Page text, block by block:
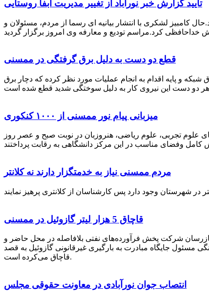
تایید گزارش خبر نورآباد از تغییر مدیریت آبفا روستایی
ممسنی بود.حال کامبیز لشکری با انتشار بیانیه ای رسما از مردم، مسئولان و
قطع دو دست به دلیل برق گرفتگی در ممسنی
و پایه اقدام به انجام عملیات مورد نظر کرده که دچار برق
میزبانی پیام نور ممسنی از ۱۰۰۰ کنکوری
کنکور سراسری اظهار داشت: 1000 نفر از داوطلبان در رشته های علوم تجربی، علوم ریاضی، هنروزبان در نوبت صبح و عصر روز
مردم ممسنی نیاز به خدمتگزار دارند نه کلانتر
قاچاق 5 هزار لیتر گازوئیل در ممسنی
شرکت پخش فرآورده‌های نفتی بلافاصله در محل حاضر و
هماهنگی مسئول جایگاه مبادرت به بارگیری غیرقانونی گازوئیل به قصد
قاچاق می‌کرده است.
انتصاب جوان نورآبادی در معاونت حقوقی مجلس